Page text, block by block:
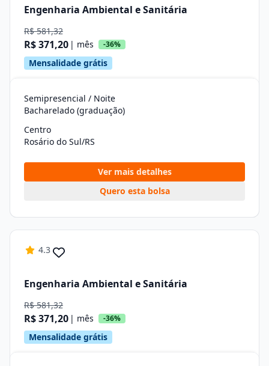
Engenharia Ambiental e Sanitária
R$ 581,32
R$ 371,20 | mês -36%
Mensalidade grátis
Semipresencial / Noite
Bacharelado (graduação)
Centro
Rosário do Sul/RS
Ver mais detalhes
Quero esta bolsa
4.3
Engenharia Ambiental e Sanitária
R$ 581,32
R$ 371,20 | mês -36%
Mensalidade grátis